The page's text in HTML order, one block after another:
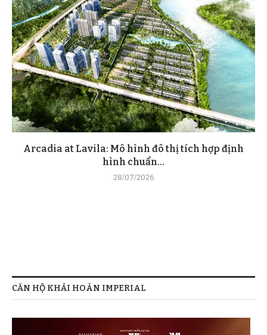
Arcadia at Lavila: Mô hình đô thị tích hợp định
hình chuẩn...
28/07/2026
CĂN HỘ KHẢI HOÀN IMPERIAL